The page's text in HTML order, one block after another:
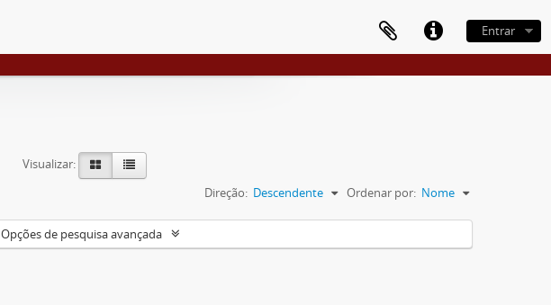
Entrar
Visualizar:
Ordenar por: Nome
Direção: Descendente
Opções de pesquisa avançada